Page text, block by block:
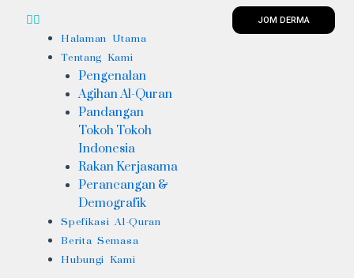
Halaman Utama
Tentang Kami
Pengenalan
Agihan Al-Quran
Pandangan
Tokoh Tokoh
Indonesia
Rakan Kerjasama
Perancangan &
Demografik
Spefikasi Al-Quran
Berita Semasa
Hubungi Kami
JOM DERMA